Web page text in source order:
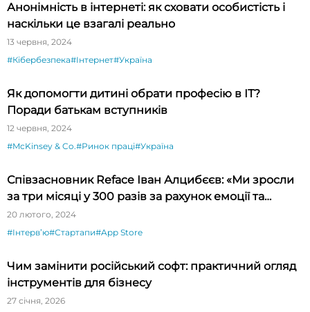
Анонімність в інтернеті: як сховати особистість і
наскільки це взагалі реально
13 червня, 2024
#Кібербезпека#Інтернет#Україна
Як допомогти дитині обрати професію в ІТ?
Поради батькам вступників
12 червня, 2024
#McKinsey & Co.#Ринок праці#Україна
Співзасновник Reface Іван Алцибєєв: «Ми зросли
за три місяці у 300 разів за рахунок емоції та
новизни»
20 лютого, 2024
#Інтервʼю#Стартапи#App Store
Чим замінити російський софт: практичний огляд
інструментів для бізнесу
27 січня, 2026